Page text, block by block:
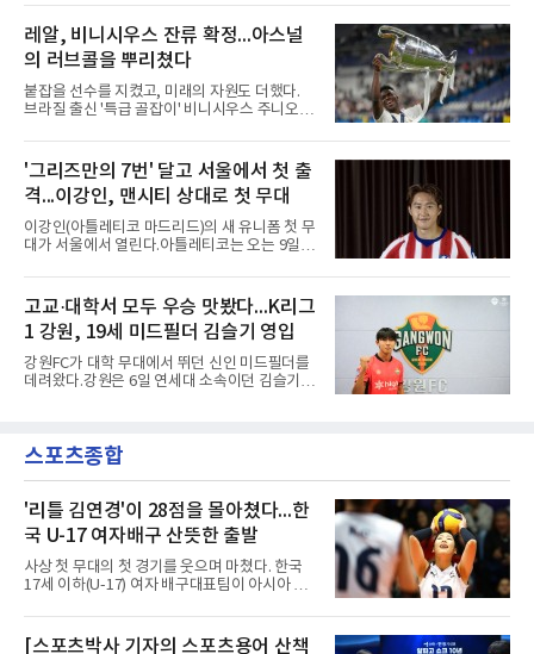
독을 1순위 후보로 정하고 검증한 과정, 이사회
의 최종 승인 경위를 살
다고 밝혔다. 한 번에 다섯 명과 계약한 것은 구
단 역사상 처음으로, 3학년 김강준·신지섭·이서
현·정현웅과 2학년 정하원이 대상이다.오산고의
성적이 배경이 됐다. 올 시즌 백운기 전국 고등학
교 축구대회와 코리아풋볼파크 U-18 챔피언스
컵, K리그 U-17 챔피언십을 잇달아 제패했다.시
기도 맞물렸다. 서울은 9월 시작하는 아시아축
무대 경험을 주려 했다.면면도 다양하다. 측면 공
격수 정현웅은 돌파력이
레알, 비니시우스 잔류 확정...아스널
의 러브콜을 뿌리쳤다
붙잡을 선수를 지켰고, 미래의 자원도 더했다.
브라질 출신 '특급 골잡이' 비니시우스 주니오르
이어간다.스페인 프로축구 프리메라리가 '거함'
레알 마드리드는 7일(한국시간) 비니시우스와
2032년 6월 30일까지 유효한 6년 연장 계약에
합의했다고 공식 발표했다. 비니시우스는 재계
약 확정 후 사회관계망서비스(SNS)에 베르나베
우에서의 8년은 너무 짧다며, 앞으로 6년, 그리
고 영원히 함께하겠다고 애정을 드러냈다.성사
관심을 받았는데, 18개월간 이어진 재계약 협상
이 한때 교착됐기 때문이다. 그러
'그리즈만의 7번' 달고 서울에서 첫 출
격...이강인, 맨시티 상대로 첫 무대
이강인(아틀레티코 마드리드)의 새 유니폼 첫 무
대가 서울에서 열린다.아틀레티코는 오는 9일
와 2026 쿠팡플레이 시리즈 친선 경기를 치른다.
구단 소집 명단에 이강인이 포함되면서 변수가
없는 한 그의 첫 출격은 서울이 된다.등번호부터
무게가 실렸다. 이강인은 첫 경기부터 7번을 단
다. 2010년대 팀의 전성기를 이끈 앙투안 그리즈
만이 달았던 번호다.합류 과정은 순탄치 않았다.
스페인으로 건너가려던 그는 병역 특례 행정 절
짧게 호흡을 맞춰 경기에 나선다.역할도 관심사
다. 유려한 탈압박과
고교·대학서 모두 우승 맛봤다...K리그
1 강원, 19세 미드필더 김슬기 영입
강원FC가 대학 무대에서 뛰던 신인 미드필더를
데려왔다.강원은 6일 연세대 소속이던 김슬기
리그와 추계전국고등대회 우승에 기여했고, 올
해 연세대 진학 후에는 춘계한산대첩기대학대회
표팀 훈련에도 소집됐다.김슬기는 입단하게 돼
기쁘고 영광이라며 프로 무대에서도 성장해 팀
에 꼭 필요한 선수가 되겠다고 각오를 밝혔다.
스포츠종합
'리틀 김연경'이 28점을 몰아쳤다...한
국 U-17 여자배구 산뜻한 출발
사상 첫 무대의 첫 경기를 웃으며 마쳤다. 한국
17세 이하(U-17) 여자 배구대표팀이 아시아 챔
전을 승리로 장식했다.이승여 감독이 이끄는 한
국은 7일(한국시간) 칠레 로스 안데스의 리세오
[스포츠박사 기자의 스포츠용어 산책